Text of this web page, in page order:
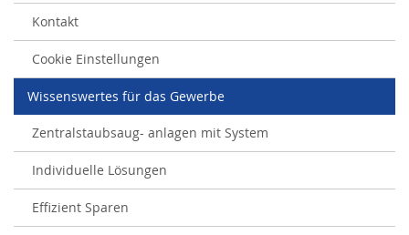
Kontakt
Cookie Einstellungen
Wissenswertes für das Gewerbe
Zentralstaubsaug- anlagen mit System
Individuelle Lösungen
Effizient Sparen